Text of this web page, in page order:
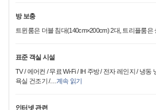
방 보충
트윈룸은 더블 침대(140cm×200cm) 2대, 트리플룸은
표준 객실 시설
TV / 에어컨 / 무료 Wi-Fi / IH 주방 / 전자 레인지 / 냉동
욕실 건조기 /… 계속 읽기
인터넷 관련